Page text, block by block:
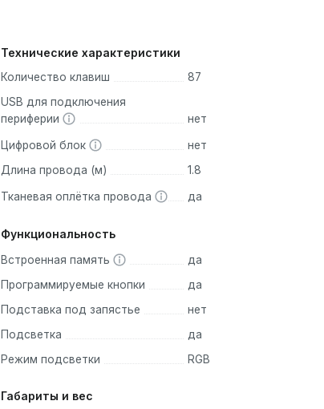
Технические характеристики
Количество клавиш
87
USB для подключения
периферии
нет
Цифровой блок
нет
Длина провода (м)
1.8
Тканевая оплётка провода да
Функциональность
Встроенная память
да
Программируемые кнопки
да
Подставка под запястье
нет
Подсветка
да
Режим подсветки
RGB
Габариты и вес